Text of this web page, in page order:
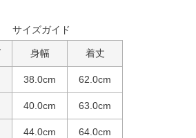
サイズガイド
身幅 着丈
38.0cm 62.0cm
40.0cm 63.0cm
44.0cm 64.0cm